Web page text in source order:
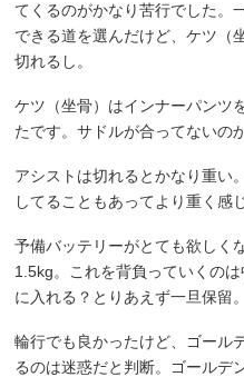
てくるのがかなり苦行でした。
できる道を選んだけど、ケツ（
切れるし。
ケツ（坐骨）はインナーパンツ
たです。サドルが合ってないの
アシストは切れるとかなり重い
してることもあってより重く感
予備バッテリーがとても欲しく
1.5kg。これを背負っていくの
に入れる？とりあえず一旦保留。
輪行でも良かったけど、ゴール
るのは迷惑だと判断。ゴールデ